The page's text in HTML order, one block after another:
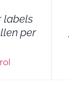
labels
per